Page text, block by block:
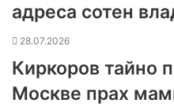
адреса сотен
28.07.2026
Киркоров тайно
Москве прах